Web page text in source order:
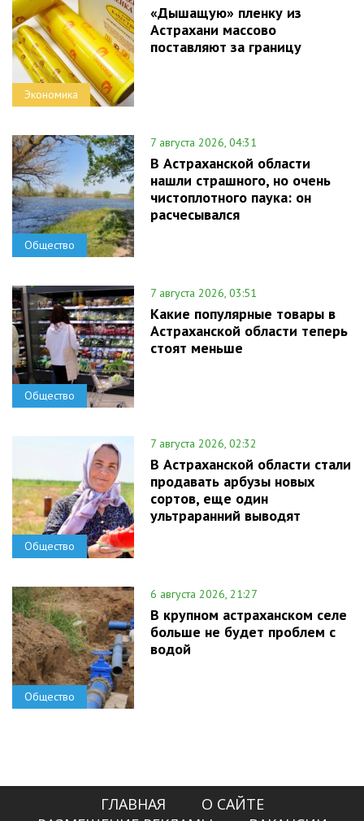
Экономика
«Дышащую» пленку из
Астрахани массово
поставляют за границу
Общество
7 августа 2026, 04:31
В Астраханской области
нашли страшного, но очень
чистоплотного паука: он
расчесывался
Общество
7 августа 2026, 03:51
Какие популярные товары в
Астраханской области теперь
стоят меньше
Общество
7 августа 2026, 02:32
В Астраханской области стали
продавать арбузы новых
сортов, еще один
ультраранний выводят
Общество
6 августа 2026, 21:27
В крупном астраханском селе
больше не будет проблем с
водой
ГЛАВНАЯ
О САЙТЕ